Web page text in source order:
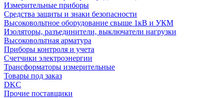
Измерительные приборы
Средства защиты и знаки безопасности
Высоковольтное оборудование свыше 1кВ и УКМ
Изоляторы, разъединители, выключатели нагрузки
Высоковольтная арматура
Приборы контроля и учета
Счетчики электроэнергии
Трансформаторы измерительные
Товары под заказ
DKC
Прочие поставщики